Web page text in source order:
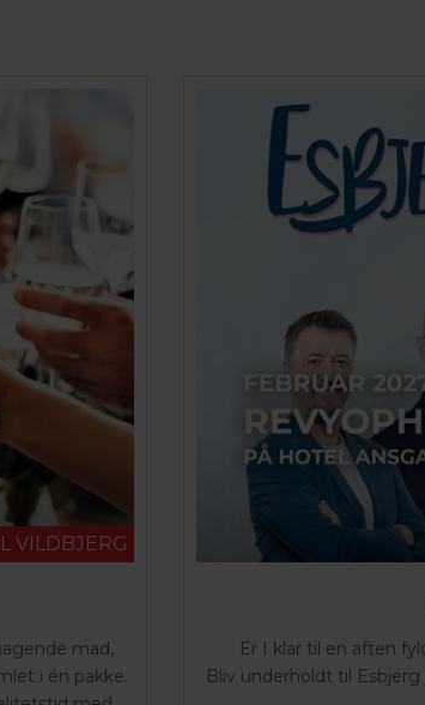
VILDBJERG
mad,
i én pakke.
Er I klar til en aften
Bliv underholdt til